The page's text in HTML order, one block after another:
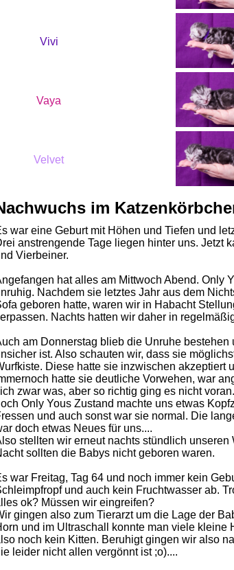
Vivi
Vaya
Velvet
im
war eine Geburt mit Höhen und Tiefen und
anstrengende Tage liegen hinter uns. Jetzt
Vierbeiner.
hat alles am Mittwoch Abend. Only
Nachdem sie letztes Jahr aus dem
geboren hatte, waren wir in Habacht
Nachts hatten wir daher in
am Donnerstag blieb die Unruhe
ist. Also schauten wir, dass sie
Diese hatte sie inzwischen akzeptiert
hatte sie deutliche Vorwehen, war
zwar was, aber so richtig ging es nicht
Only Yous Zustand machte uns etwas
und auch sonst war sie normal. Die
doch etwas Neues für uns....
stellten wir erneut nachts stündlich
sollten die Babys nicht geboren waren.
war Freitag, Tag 64 und noch immer kein
und auch kein Fruchtwasser ab.
ok? Müssen wir eingreifen?
gingen also zum Tierarzt um die Lage der
und im Ultraschall konnte man viele kleine
noch kein Kitten. Beruhigt gingen wir also
leider nicht allen vergönnt ist ;o)....